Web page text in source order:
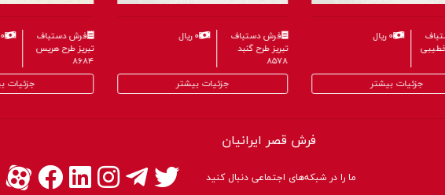
فرش دستباف
تبریز طرح گنبد
۸۵۷۸
جزئیات بیشتر
فرش دستباف
تبریز طرح خطیبی
۸۶۰۴
جزئیات بیشتر
جزئیات بیشتر
فرش قصر ایرانیان
ما را در شبکه‌های اجتماعی دنبال کنید